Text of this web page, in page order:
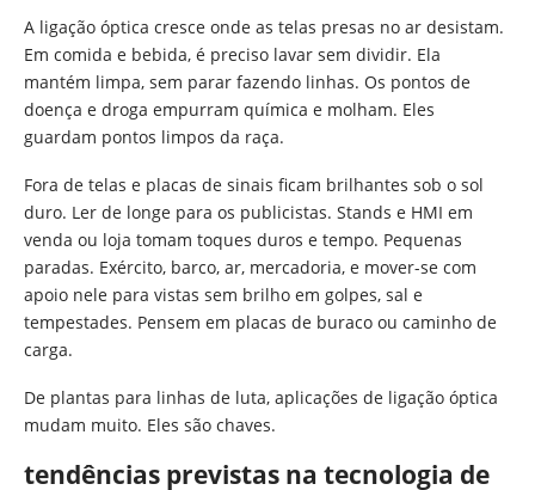
A ligação óptica cresce onde as telas presas no ar desistam.
Em comida e bebida, é preciso lavar sem dividir. Ela
mantém limpa, sem parar fazendo linhas. Os pontos de
doença e droga empurram química e molham. Eles
guardam pontos limpos da raça.
Fora de telas e placas de sinais ficam brilhantes sob o sol
duro. Ler de longe para os publicistas. Stands e HMI em
venda ou loja tomam toques duros e tempo. Pequenas
paradas. Exército, barco, ar, mercadoria, e mover-se com
apoio nele para vistas sem brilho em golpes, sal e
tempestades. Pensem em placas de buraco ou caminho de
carga.
De plantas para linhas de luta, aplicações de ligação óptica
mudam muito. Eles são chaves.
tendências previstas na tecnologia de